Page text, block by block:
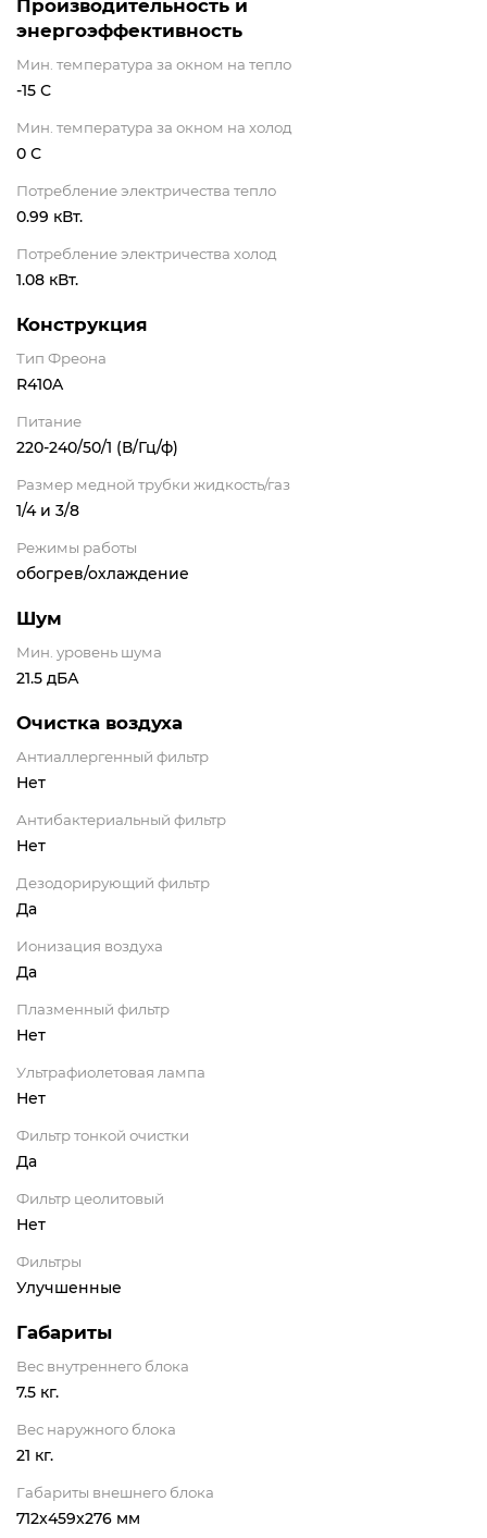
Производительность и
энергоэффективность
Мин. температура за окном на тепло
-15 С
Мин. температура за окном на холод
0 С
Потребление электричества тепло
0.99 кВт.
Потребление электричества холод
1.08 кВт.
Конструкция
Тип Фреона
R410A
Питание
220-240/50/1 (В/Гц/ф)
Размер медной трубки жидкость/газ
1/4 и 3/8
Режимы работы
обогрев/охлаждение
Шум
Мин. уровень шума
21.5 дБА
Очистка воздуха
Антиаллергенный фильтр
Нет
Антибактериальный фильтр
Нет
Дезодорирующий фильтр
Да
Ионизация воздуха
Да
Плазменный фильтр
Нет
Ультрафиолетовая лампа
Нет
Фильтр тонкой очистки
Да
Фильтр цеолитовый
Нет
Фильтры
Улучшенные
Габариты
Вес внутреннего блока
7.5 кг.
Вес наружного блока
21 кг.
Габариты внешнего блока
712x459x276 мм